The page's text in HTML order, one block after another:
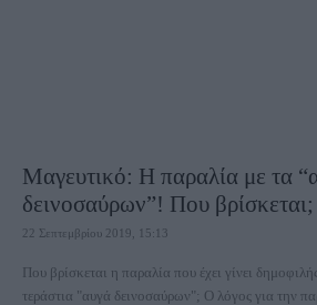
Μαγευτικό: Η παραλία με τα
δεινοσαύρων”! Που βρίσκεται;
22 Σεπτεμβρίου 2019, 15:13
Που βρίσκεται η παραλία που έχει γίνει δημοφιλής
τεράστια "αυγά δεινοσαύρων"; Ο λόγος για την παραλία Koekohe στη Νέα